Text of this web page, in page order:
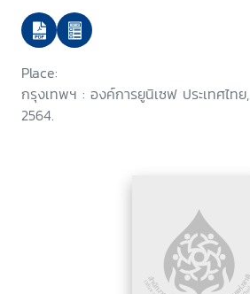
Place:
กรุงเทพฯ : องค์การยูนิเซฟ ประเทศไทย,
2564.